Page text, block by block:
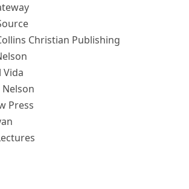
Christian Publishing
Vida
Press